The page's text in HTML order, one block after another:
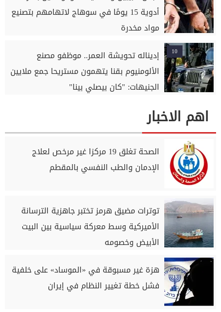
أدوية 15 يومًا في سوهاج لاتهامهم بتصنيع
مواد مخدرة
10
إديناله تحويشة العمر.. موظفو مصنع
الألومنيوم بقنا يتهمون مستريحا جمع ملايين
الجنيهات: "كان بيصلي بينا"
اهم الاخبار
الصحة تغلق 19 مركزا غير مرخص لعلاج
الإدمان والطب النفسي بالمقطم
توترات مضيق هرمز تختبر جاهزية الترسانة
الأميركية وسط معركة سياسية بين البيت
الأبيض وخصومه
هزة غير مسبوقة في «الموساد» على خلفية
فشل خطة تغيير النظام في إيران